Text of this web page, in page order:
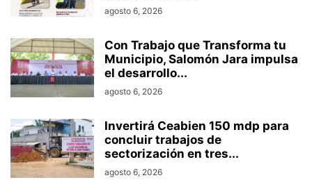
agosto 6, 2026
Con Trabajo que Transforma tu
Municipio, Salomón Jara impulsa
el desarrollo...
agosto 6, 2026
Invertirá Ceabien 150 mdp para
concluir trabajos de
sectorización en tres...
agosto 6, 2026